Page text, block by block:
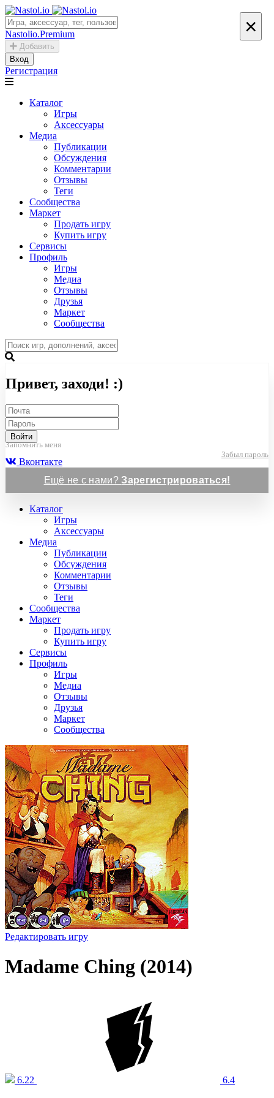
Nastolio.Premium
Добавить
Вход
Регистрация
Каталог
Игры
Аксессуары
Медиа
Публикации
Обсуждения
Комментарии
Отзывы
Теги
Сообщества
Маркет
Продать игру
Купить игру
Сервисы
Профиль
Игры
Медиа
Отзывы
Друзья
Маркет
Сообщества
×
Привет, заходи! :)
Войти
Запомнить меня
Забыл пароль
Вконтакте
Ещё не с нами?Зарегистрироваться!
Каталог
Игры
Аксессуары
Медиа
Публикации
Обсуждения
Комментарии
Отзывы
Теги
Сообщества
Маркет
Продать игру
Купить игру
Сервисы
Профиль
Игры
Медиа
Отзывы
Друзья
Маркет
Сообщества
Редактировать игру
Madame Ching (2014)
6.22 6.4